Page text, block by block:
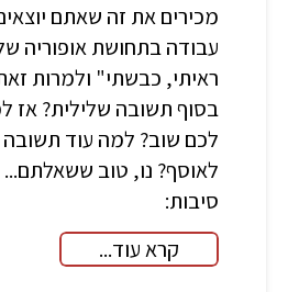
מכירים את זה שאתם
עבודה בתחושת אופוריה
ראיתי, כבשתי" ולמרות
בסוף תשובה שלילית? אז
לכם שוב? למה עוד תשובה
סיבות:
קרא עוד...